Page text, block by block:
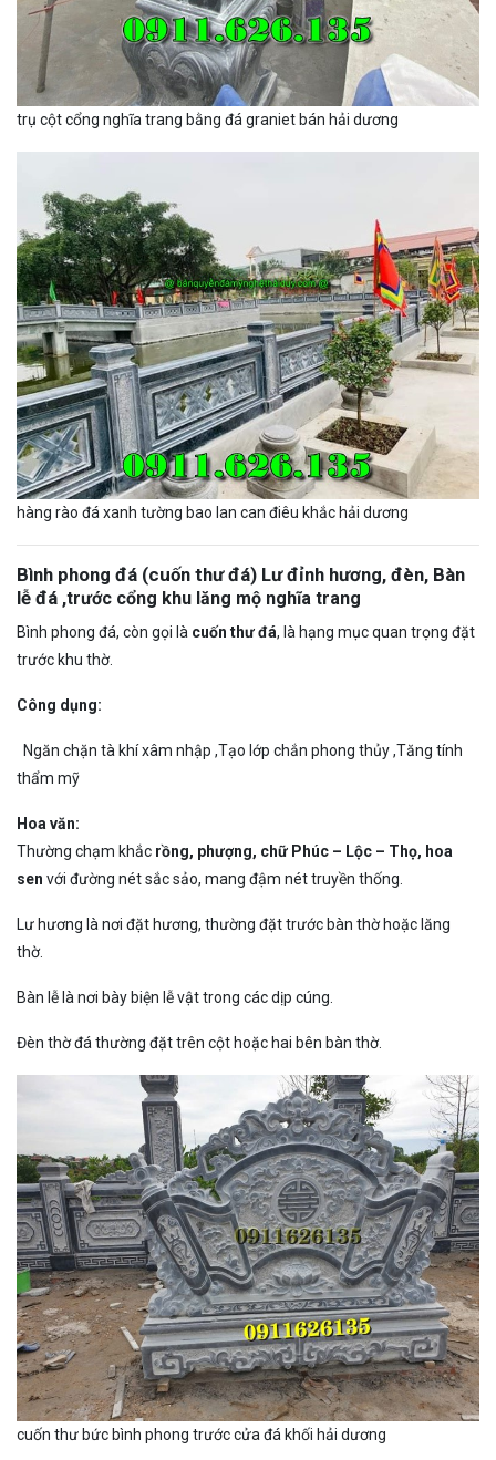
trụ cột cổng nghĩa trang bằng đá graniet bán hải dương
hàng rào đá xanh tường bao lan can điêu khắc hải dương
Bình phong đá (cuốn thư đá) Lư đỉnh hương, đèn, Bàn
lễ đá ,trước cổng khu lăng mộ nghĩa trang
Bình phong đá, còn gọi là cuốn thư đá, là hạng mục quan trọng đặt
trước khu thờ.
Công dụng:
Ngăn chặn tà khí xâm nhập ,Tạo lớp chắn phong thủy ,Tăng tính
thẩm mỹ
Hoa văn:
Thường chạm khắc rồng, phượng, chữ Phúc – Lộc – Thọ, hoa
sen với đường nét sắc sảo, mang đậm nét truyền thống.
Lư hương là nơi đặt hương, thường đặt trước bàn thờ hoặc lăng
thờ.
Bàn lễ là nơi bày biện lễ vật trong các dịp cúng.
Đèn thờ đá thường đặt trên cột hoặc hai bên bàn thờ.
cuốn thư bức bình phong trước cửa đá khối hải dương